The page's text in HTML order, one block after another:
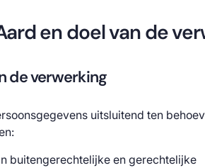
en doel van de
de verwerking
uitsluitend ten
buitengerechtelijke en gerechtelijke